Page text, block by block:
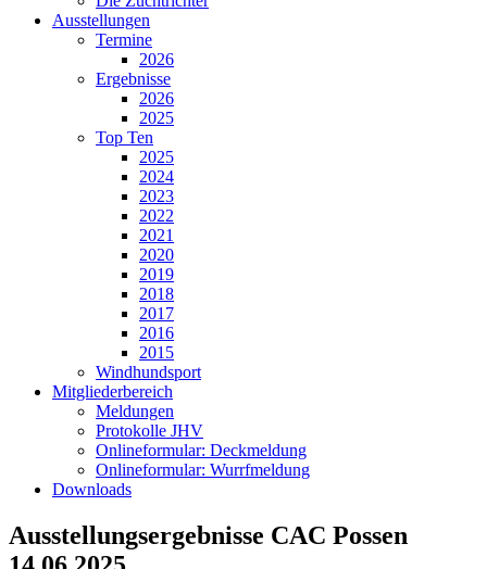
Ausstellungen
Termine
2026
Ergebnisse
2026
2025
Top Ten
2025
2024
2023
2022
2021
2020
2019
2018
2017
2016
2015
Windhundsport
Mitgliederbereich
Meldungen
Protokolle JHV
Onlineformular: Deckmeldung
Onlineformular: Wurrfmeldung
Downloads
Ausstellungsergebnisse CAC Possen